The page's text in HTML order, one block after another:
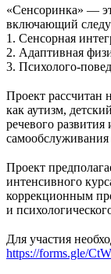
«Сенсоринка» —
включающий
1. Сенсорная
2. Адаптивная
3. Психолого-
Проект рассчитан
как аутизм,
речевого
самообслуживания
Проект
интенсивного
коррекционным
и
Для участия
https://forms.gle/